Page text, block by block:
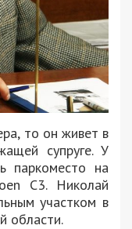
то он живет в
супруге. У
паркоместо на
C3. Николай
участком в
области.